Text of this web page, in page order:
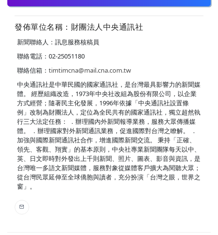
發佈單位名稱：財團法人中央通訊社
新聞聯絡人：訊息服務核稿員
聯絡電話：02-25051180
聯絡信箱： timtimcna@mail.cna.com.tw
中央通訊社是中華民國的國家通訊社，是台灣最具影響力的新聞媒
體。 經歷組織改造，1973年中央社改組為股份有限公司，以企業
方式經營；隨著民主化發展，1996年依據「中央通訊社設置條
例」改制為財團法人，定位為全民共有的國家通訊社，獨立超然執
行三大法定任務： ．辦理國內外新聞報導業務，服務大眾傳播媒
體。 ．辦理國家對外新聞通訊業務，促進國際對台灣之瞭解。 ．
加強與國際新聞通訊社合作，增進國際新聞交流。 秉持「正確、
領先、客觀、翔實」的基本原則，中央社專業新聞團隊每天以中、
英、日文即時對外發出上千則新聞、照片、圖表、影音與資訊，是
台灣唯一多語文新聞媒體，服務對象從媒體客戶擴大為閱聽大眾；
從台灣民眾延伸至全球僑胞與讀者，充分扮演「台灣之眼，世界之
窗」。